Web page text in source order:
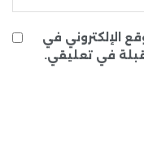
الإلكتروني في
في تعليقي.